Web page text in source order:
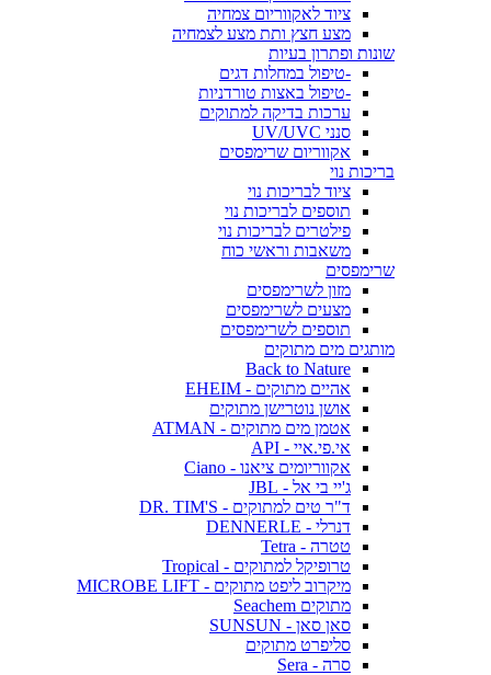
ציוד לאקווריום צמחיה
מצע חצץ ותת מצע לצמחיה
שונות ופתרון בעיות
-טיפול במחלות דגים
-טיפול באצות טורדניות
ערכות בדיקה למתוקים
סנני UV/UVC
אקווריום שרימפסים
בריכות נוי
ציוד לבריכות נוי
תוספים לבריכות נוי
פילטרים לבריכות נוי
משאבות וראשי כוח
שרימפסים
מזון לשרימפסים
מצעים לשרימפסים
תוספים לשרימפסים
מותגים מים מתוקים
Back to Nature
אהיים מתוקים - EHEIM
אושן נוטרישן מתוקים
אטמן מים מתוקים - ATMAN
אי.פי.איי - API
אקווריומים ציאנו - Ciano
ג'יי בי אל - JBL
ד"ר טים למתוקים - DR. TIM'S
דנרלי - DENNERLE
טטרה - Tetra
טרופיקל למתוקים - Tropical
מיקרוב ליפט מתוקים - MICROBE LIFT
מתוקים Seachem
סאן סאן - SUNSUN
סליפרט מתוקים
סרה - Sera